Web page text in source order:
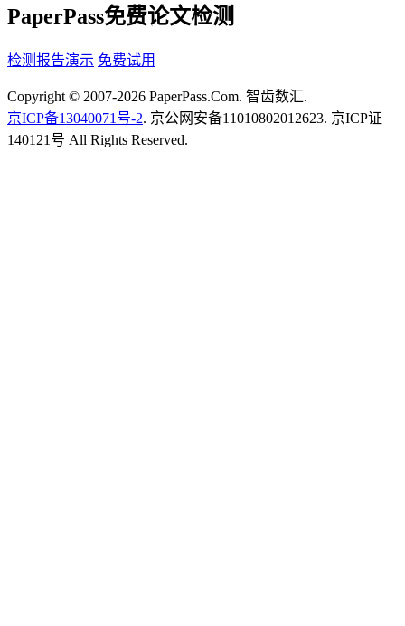
PaperPass免费论文检测
检测报告演示 免费试用
Copyright © 2007-2026 PaperPass.Com. 智齿数汇.
京ICP备13040071号-2. 京公网安备11010802012623. 京ICP证
140121号 All Rights Reserved.